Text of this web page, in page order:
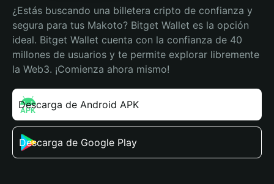
¿Estás buscando una billetera cripto de confianza y
segura para tus Makoto? Bitget Wallet es la opción
ideal. Bitget Wallet cuenta con la confianza de 40
millones de usuarios y te permite explorar libremente
la Web3. ¡Comienza ahora mismo!
Descarga de Android APK
Descarga de Google Play